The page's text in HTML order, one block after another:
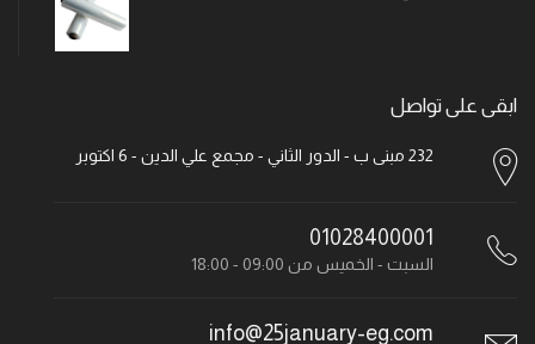
ابقى على تواصل
232 مبنى ب - الدور الثاني - مجمع علي الدين - 6 اكتوبر
01028400001
السبت - الخميس من 09:00 - 18:00
info@25january-eg.com